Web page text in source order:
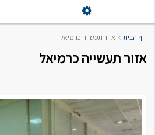
דף הבית אזור תעשייה כרמיאל
אזור תעשייה כרמיאל